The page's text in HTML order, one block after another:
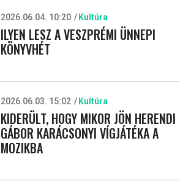
2026.06.04. 10:20 Kultúra
ILYEN LESZ A VESZPRÉMI ÜNNEPI
KÖNYVHÉT
2026.06.03. 15:02 Kultúra
KIDERÜLT, HOGY MIKOR JÖN HERENDI
GÁBOR KARÁCSONYI VÍGJÁTÉKA A
MOZIKBA